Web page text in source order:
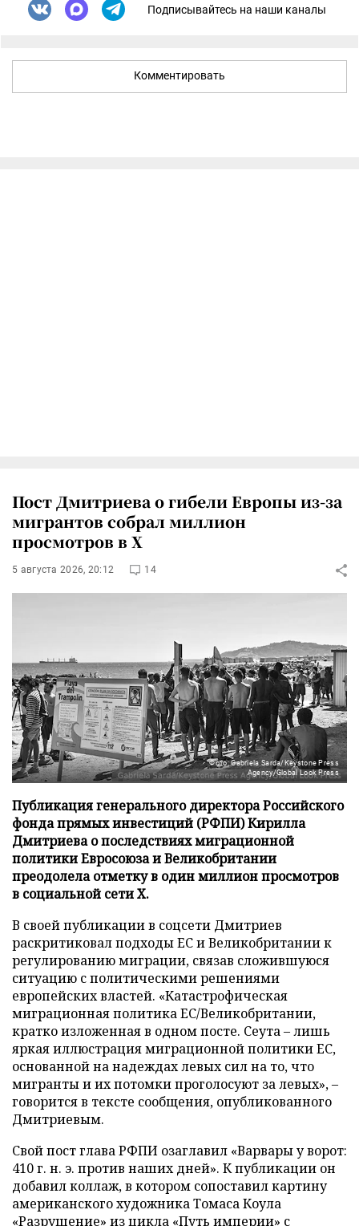
Подписывайтесь на наши каналы
Комментировать
Пост Дмитриева о гибели Европы из-за
мигрантов собрал миллион
просмотров в X
5 августа 2026, 20:12 14
Фото: Gabriela Sarda/Keystone Press
Agency/Global Look Press
Публикация генерального директора Российского
фонда прямых инвестиций (РФПИ) Кирилла
Дмитриева о последствиях миграционной
политики Евросоюза и Великобритании
преодолела отметку в один миллион просмотров
в социальной сети X.
В своей публикации в соцсети Дмитриев
раскритиковал подходы ЕС и Великобритании к
регулированию миграции, связав сложившуюся
ситуацию с политическими решениями
европейских властей. «Катастрофическая
миграционная политика ЕС/Великобритании,
кратко изложенная в одном посте. Сеута – лишь
яркая иллюстрация миграционной политики ЕС,
основанной на надеждах левых сил на то, что
мигранты и их потомки проголосуют за левых», –
говорится в тексте сообщения, опубликованного
Дмитриевым.
Свой пост глава РФПИ озаглавил «Варвары у ворот:
410 г. н. э. против наших дней». К публикации он
добавил коллаж, в котором сопоставил картину
американского художника Томаса Коула
«Разрушение» из цикла «Путь империи» с